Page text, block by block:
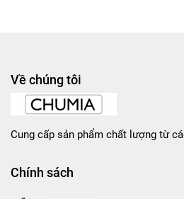
Về chúng tôi
Cung cấp sản phẩm chất lượng từ
Chính sách